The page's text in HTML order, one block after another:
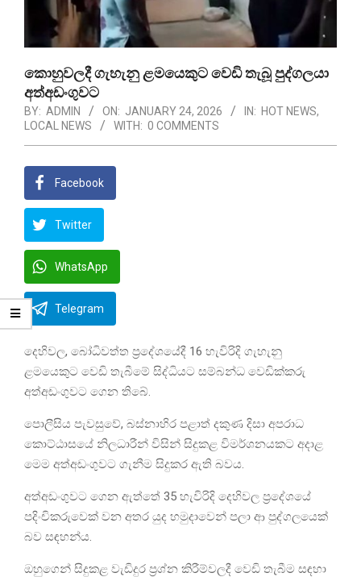
කොහුවලදී ගැහැනු ළමයෙකුට වෙඩි තැබූ පුද්ගලයා
අත්අඩංගුවට
BY: ADMIN ON: JANUARY 24, 2026 IN: HOT NEWS,
LOCAL NEWS
WITH: 0 COMMENTS
Facebook
Twitter
WhatsApp
Telegram
දෙහිවල, බෝධිවත්ත ප්‍රදේශයේදී 16 හැවිරිදි ගැහැනු
ළමයෙකුට වෙඩි තැබීමේ සිද්ධියට සම්බන්ධ වෙඩික්කරු
අත්අඩංගුවට ගෙන තිබේ.
පොලීසිය පැවසුවේ, බස්නාහිර පළාත් දකුණ දිසා අපරාධ
කොට්ඨාසයේ නිලධාරීන් විසින් සිදුකළ විමර්ශනයකට අදාළ
මෙම අත්අඩංගුවට ගැනීම සිදුකර ඇති බවය.
අත්අඩංගුවට ගෙන ඇත්තේ 35 හැවිරිදි දෙහිවල ප්‍රදේශයේ
පදිංචිකරුවෙක් වන අතර යුද හමුදාවෙන් පලා ආ පුද්ගලයෙක්
බව සඳහන්ය.
ඔහුගෙන් සිදුකළ වැඩිදුර ප්‍රශ්න කිරීම්වලදී වෙඩි තැබීම සඳහා